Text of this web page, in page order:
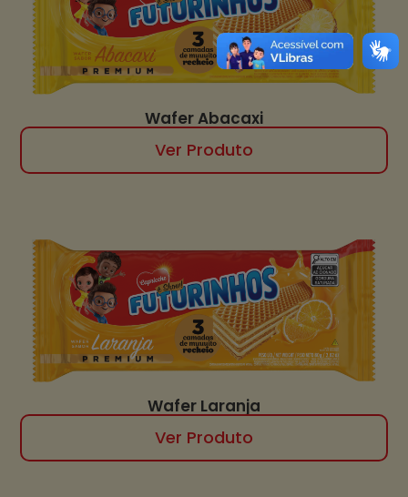
Wafer Abacaxi
Ver Produto
Wafer Laranja
Ver Produto